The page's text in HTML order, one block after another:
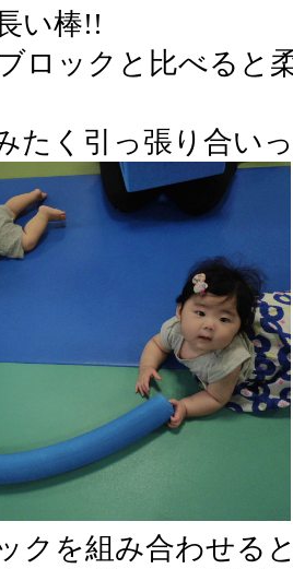
い棒!!
ロックと比べると
たく引っ張り合い
クを組み合わせる